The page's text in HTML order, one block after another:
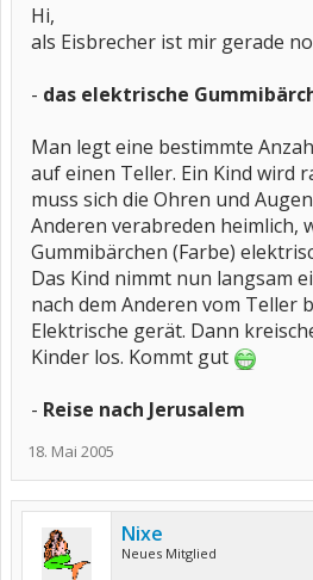
Hi,
als Eisbrecher ist mir gerade
- das elektrische
Man legt eine bestimmte
auf einen Teller. Ein Kind wird
muss sich die Ohren und
Anderen verabreden heimlich,
Gummibärchen (Farbe)
Das Kind nimmt nun langsam
nach dem Anderen vom Teller
Elektrische gerät. Dann
Kinder los. Kommt gut
- Reise nach Jerusalem
18. Mai 2005
Nixe
Neues Mitglied